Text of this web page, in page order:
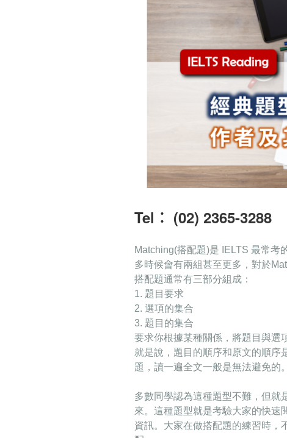
Tel︰ (02) 2365-3288
Matching(搭配題)是 IELTS 最常考
多時候會有兩組甚至更多 ，對於
搭配題通常有三部分組成：
1. 題 ⽬ 要求
2. 選項的集合
3. 題 ⽬ 的集合
要求你根據某種關係，將題 目與選
就是說，題 目的順序和原文的順序
題， 讀一遍全⽂一般是無法避免的。
多數同學認為這種題型不難，但就
來。這種題型就是考驗大家的快速
資訊。大家在做搭配題的練習時，